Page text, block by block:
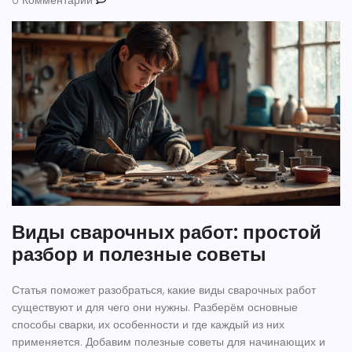
Виды сварочных работ: простой
разбор и полезные советы
Статья поможет разобраться, какие виды сварочных работ
существуют и для чего они нужны. Разберём основные
способы сварки, их особенности и где каждый из них
применяется. Добавим полезные советы для начинающих и